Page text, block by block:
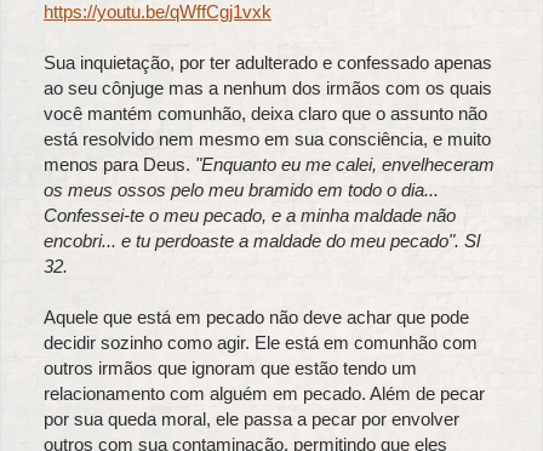
https://youtu.be/qWffCgj1vxk
Sua inquietação, por ter adulterado e confessado apenas
ao seu cônjuge mas a nenhum dos irmãos com os quais
você mantém comunhão, deixa claro que o assunto não
está resolvido nem mesmo em sua consciência, e muito
menos para Deus. "Enquanto eu me calei, envelheceram
os meus ossos pelo meu bramido em todo o dia...
Confessei-te o meu pecado, e a minha maldade não
encobri... e tu perdoaste a maldade do meu pecado". Sl
32.
Aquele que está em pecado não deve achar que pode
decidir sozinho como agir. Ele está em comunhão com
outros irmãos que ignoram que estão tendo um
relacionamento com alguém em pecado. Além de pecar
por sua queda moral, ele passa a pecar por envolver
outros com sua contaminação, permitindo que eles